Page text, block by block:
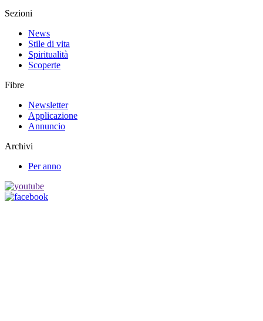
Sezioni
News
Stile di vita
Spiritualità
Scoperte
Fibre
Newsletter
Applicazione
Annuncio
Archivi
Per anno